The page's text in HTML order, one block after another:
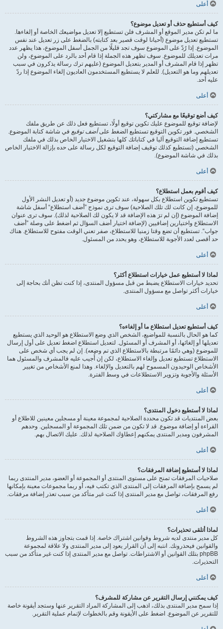
أعلى
كيف أستطيع حذف أو تعديل موضوع؟
ما لم تكن مدير الموقع أو المشرف فلن تستطيع إلا تعديل مواضيعك الخاصة أو إلغاءها.
تستطيع تعديل موضوع (أحيانا لوقت قصير بعد كتابته) بالضغط على زر تعديل عند نفس
الموضوع. إذا رُدّ على الموضوع سوف تجد قليلًا من الجمل أسفل الموضوع، هذا يظهر عدد
مرات تعديلك للموضوع. سوف تظهر هذه الجملة إذا قام أحد بالرد على الموضوع، ولن
تظهر إذا قام المشرف أو المدير بتعديل الموضوع (عليهم ترك رسالة يذكرون في سبب
تعديلهم وما هو التعديل). للعلم لا يستطيع المستخدمون العاديون إلغاء الموضوع إذا ردّ
عليه أحد.
أعلى
كيف أضع توقيعًا مع مشاركتي؟
لإضافة توقيع للموضوع عليك تكوين توقيع أولًا، تستطيع فعل ذلك عن طريق ملفك
الشخصي. فور تكوين التوقيع تستطيع الضغط علىأضف توقيع في شاشة كتابة الموضوع.
تستطيع إضافة التوقيع آليا في كتاباتك كلها بتشغيل الاختيار الخاص بذلك في ملفك
الشخصي (تستطيع كذلك توقيف إضافة التوقيع لكل رسالة على حده بإزالة الاختيار الخاص
بذلك في شاشة الموضوع).
أعلى
كيف أقوم بعمل استطلاع؟
تستطيع تكوين استطلاع بكل سهولة، عند تكوين موضوع جديد (أو تعديل النشر الأول
للموضوع، إن كانت لك تلك الصلاحية) سوف ترى نموذج ”أضف استطلاع“ أسفل شاشة
إضافة الموضوع (إن لم ترَ هذه الإضافة قد لا يكون لك الصلاحية لذلك). سوف ترى عنوان
الاستطلاع واختيارين إضافيين (لإضافة اختيار أضف السؤال ثم اضغط على وصلة ”أضف
جواب“. تستطيع أن تضع وقتا زمنيا للاستطلاع، صفر تعني الوقت مفتوح للاستطلاع. هناك
حد أقصى لعدد الأجوبة للاستطلاع، وهو يحدد من المسئول.
أعلى
لماذا لا أستطيع عمل خيارات استطلاع أكثر؟
تحديد خيارات الاستطلاع يضبط من قبل مسؤول المنتدى، إذا كنت تظن أنك بحاجة إلى
خيارات أكثر تواصل مع مسؤول المنتدى.
أعلى
كيف أستطيع تعديل استطلاع ما أو إلغاءه؟
كما هو الحال بالنسبة للمواضيع، الشخص الذي وضع الاستطلاع هو الوحيد الذي يستطيع
تعديلها أو إلغائها، أو المشرف أو المسئول. لتعديل استطلاع اضغط تعديل على أول إرسال
للموضوع (وهي دائمًا مرتبطة بالاستطلاع الذي تم وضعه). إن لم يجب أي شخص على
الاستطلاع تستطيع تعديل وإلغاء الاستطلاع، لكن إن أُجيب عليه فالمشرف والمسئول هما
الأشخاص الوحيدون المسموح لهم بالتعديل والإلغاء. وهذا لمنع الأشخاص من تغيير
الأسئلة والأجوبة وتزوير الاستطلاعات في وسط الفترة.
أعلى
لماذا لا أستطيع دخول المنتدى؟
بعض المنتديات قد تكون محددة الصلاحية لمجموعة معينة أو مسجلين معينين للاطلاع أو
القراءة أو إضافة موضوع. قد لا تكون من ضمن تلك المجموعة أو المسجلين. وحدهم
المشرفون ومدير المنتدى يمكنهم إعطاؤك الصلاحية لذلك. عليك الاتصال بهم.
أعلى
لماذا لا أستطيع إضافة المرفقات؟
صلاحيات المرفقات تمنح على مستوى المنتدى أو المجموعة أو العضو، مدير المنتدى ربما
لم يسمح بإضافة المرفقات إلى المنتدى الذي تكتب فيه، أو ربما مجموعات معينة بإمكانها
رفع المرفقات، تواصل مع مدير المنتدى إذا كنت غير متأكد من سبب تعذر إضافة مرفقات.
أعلى
لماذا أتلقى تحذيرات؟
كل مدير منتدى لديه شروط وقوانين اشتراك خاصة. إذا قمت بتجاوز هذه الشروط
والقوانين فيحذرونك. انتبه إلى أن القرار يعود إلى مدير المنتدى ولا علاقة لمجموعة
phpBB بتلك القوانين أو الاشتراطات. تواصل مع مدير المنتدى إذا كنت غير متأكد من سبب
التحذيرات.
أعلى
كيف يمكنني إرسال التقرير عن مشاركة للمشرف؟
إذا سمح مدير المنتدى بذلك، اذهب إلى المشاركة المراد التقرير عنها وستجد أيقونة خاصة
للتقرير عن الموضوع. اضغط على الأيقونة وقم بالخطوات لإتمام عملية التقرير.